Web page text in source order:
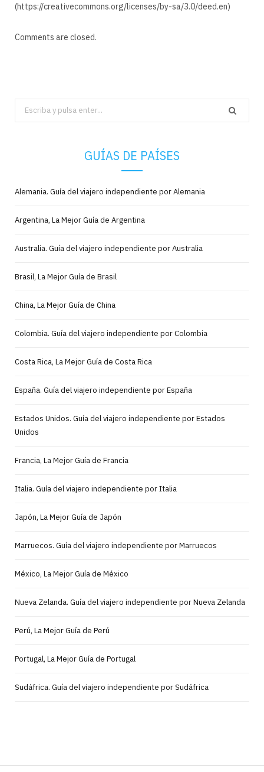
(https://creativecommons.org/licenses/by-sa/3.0/deed.en)
Comments are closed.
Search
for:
GUÍAS DE PAÍSES
Alemania. Guía del viajero independiente por Alemania
Argentina, La Mejor Guía de Argentina
Australia. Guía del viajero independiente por Australia
Brasil, La Mejor Guía de Brasil
China, La Mejor Guía de China
Colombia. Guía del viajero independiente por Colombia
Costa Rica, La Mejor Guía de Costa Rica
España. Guía del viajero independiente por España
Estados Unidos. Guía del viajero independiente por Estados
Unidos
Francia, La Mejor Guía de Francia
Italia. Guía del viajero independiente por Italia
Japón, La Mejor Guía de Japón
Marruecos. Guía del viajero independiente por Marruecos
México, La Mejor Guía de México
Nueva Zelanda. Guía del viajero independiente por Nueva Zelanda
Perú, La Mejor Guía de Perú
Portugal, La Mejor Guía de Portugal
Sudáfrica. Guía del viajero independiente por Sudáfrica